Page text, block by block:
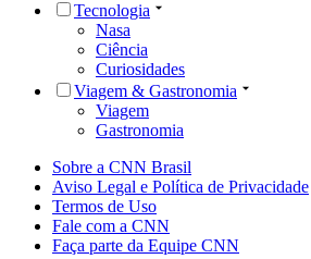
Tecnologia
Nasa
Ciência
Curiosidades
Viagem & Gastronomia
Viagem
Gastronomia
Sobre a CNN Brasil
Aviso Legal e Política de Privacidade
Termos de Uso
Fale com a CNN
Faça parte da Equipe CNN